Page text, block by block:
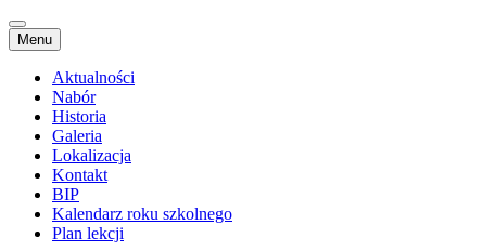
Menu Przejdź
do
treści
Aktualności
Nabór
Historia
Galeria
Lokalizacja
Kontakt
BIP
Kalendarz roku szkolnego
Plan lekcji